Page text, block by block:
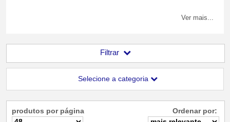
Ver mais...
Filtrar
Selecione a categoria
produtos por página Ordenar por: